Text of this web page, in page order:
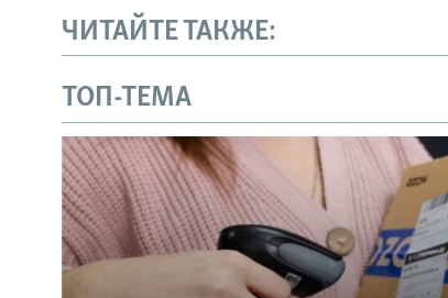
ЧИТАЙТЕ ТАКЖЕ:
ТОП-ТЕМА